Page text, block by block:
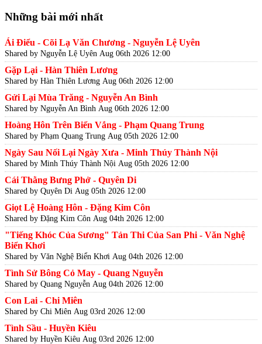
Những bài mới nhất
Ái Điểu - Cõi Lạ Văn Chương - Nguyễn Lệ Uyên
Shared by Nguyễn Lệ Uyên Aug 06th 2026 12:00
Gặp Lại - Hàn Thiên Lương
Shared by Hàn Thiên Lương Aug 06th 2026 12:00
Gửi Lại Mùa Trăng - Nguyễn An Bình
Shared by Nguyễn An Bình Aug 06th 2026 12:00
Hoàng Hôn Trên Biển Vắng - Phạm Quang Trung
Shared by Phạm Quang Trung Aug 05th 2026 12:00
Ngày Sau Nối Lại Ngày Xưa - Minh Thúy Thành Nội
Shared by Minh Thúy Thành Nội Aug 05th 2026 12:00
Cái Thằng Bưng Phở - Quyên Di
Shared by Quyên Di Aug 05th 2026 12:00
Giọt Lệ Hoàng Hôn - Đặng Kim Côn
Shared by Đặng Kim Côn Aug 04th 2026 12:00
"Tiếng Khóc Của Sương" Tản Thi Của San Phi - Văn Nghệ
Biển Khơi
Shared by Văn Nghệ Biển Khơi Aug 04th 2026 12:00
Tình Sử Bông Cỏ May - Quang Nguyễn
Shared by Quang Nguyễn Aug 04th 2026 12:00
Con Lai - Chi Miên
Shared by Chi Miên Aug 03rd 2026 12:00
Tình Sầu - Huyền Kiêu
Shared by Huyền Kiêu Aug 03rd 2026 12:00